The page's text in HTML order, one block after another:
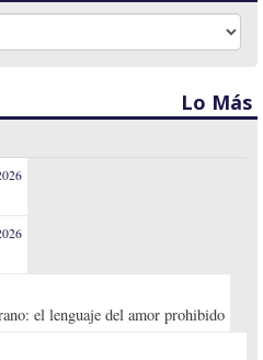
Lo Más
el lenguaje del amor prohibido